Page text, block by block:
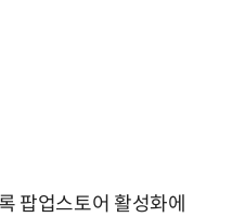
팝업스토어 활성화에